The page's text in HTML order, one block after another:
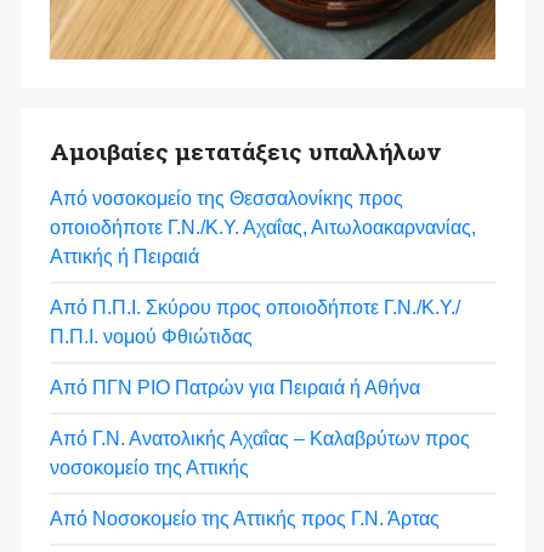
Αμοιβαίες μετατάξεις υπαλλήλων
Από νοσοκομείο της Θεσσαλονίκης προς
οποιοδήποτε Γ.Ν./Κ.Υ. Αχαΐας, Αιτωλοακαρνανίας,
Αττικής ή Πειραιά
Από Π.Π.Ι. Σκύρου προς οποιοδήποτε Γ.Ν./Κ.Υ./
Π.Π.Ι. νομού Φθιώτιδας
Από ΠΓΝ ΡΙΟ Πατρών για Πειραιά ή Αθήνα
Από Γ.Ν. Ανατολικής Αχαΐας – Καλαβρύτων προς
νοσοκομείο της Αττικής
Από Νοσοκομείο της Αττικής προς Γ.Ν. Άρτας